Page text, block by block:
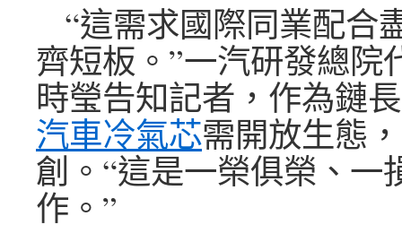
“這需求國際同業配合
齊短板。”一汽研發總院
時瑩告知記者，作為鏈
汽車冷氣芯需開放生態
創。“這是一榮俱榮、一
作。”